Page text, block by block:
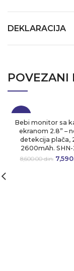
DEKLARACIJA
POVEZANI
Bebi monitor sa
ekranom 2.8” –
detekcija plača,
2600mAh.
8,600.00din.